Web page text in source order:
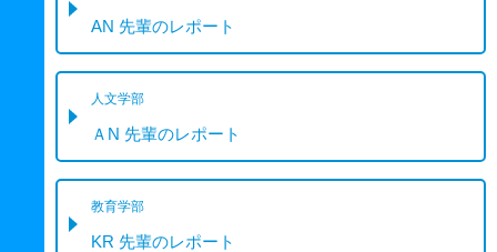
AN 先輩のレポート
人文学部
ＡN 先輩のレポート
教育学部
KR 先輩のレポート